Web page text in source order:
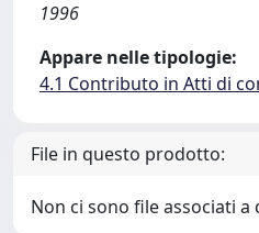
1996
Appare nelle tipologie:
4.1 Contributo in Atti di
File in questo prodotto:
Non ci sono file associati